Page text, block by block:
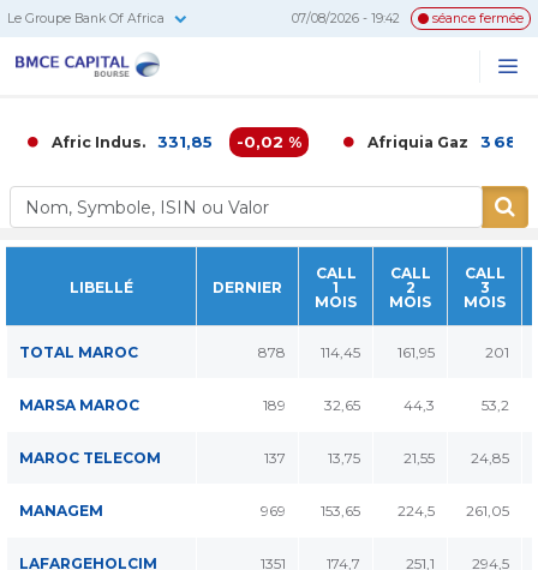
Le Groupe Bank Of Africa 07/08/2026 - 19:42 séance fermée
Afric Indus. 331,85 -0,02 % Afriquia Gaz 3
LIBELLÉ DERNIER
CALL
1
MOIS
CALL
2
MOIS
CALL
3
MOIS
TOTAL MAROC 878 114,45 161,95 201
MARSA MAROC 189 32,65 44,3 53,2
MAROC TELECOM 137 13,75 21,55 24,85
MANAGEM 969 153,65 224,5 261,05
LAFARGEHOLCIM 1351 174,7 251,1 294,5